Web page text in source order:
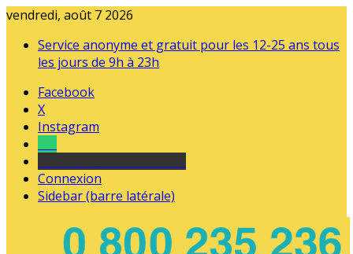
vendredi, août 7 2026
Service anonyme et gratuit pour les 12-25 ans tous
les jours de 9h à 23h
Facebook
X
Instagram
Connexion
Sidebar (barre latérale)